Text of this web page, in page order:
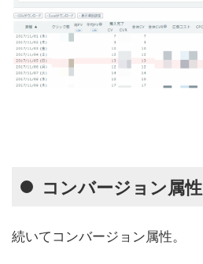
コンバージョン属性
続いてコンバージョン属性。